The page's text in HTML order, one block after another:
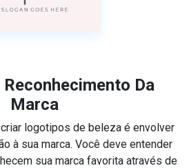
Da
Marca
logotipos de beleza é envolver
à sua marca. Você deve entender
sua marca favorita através de